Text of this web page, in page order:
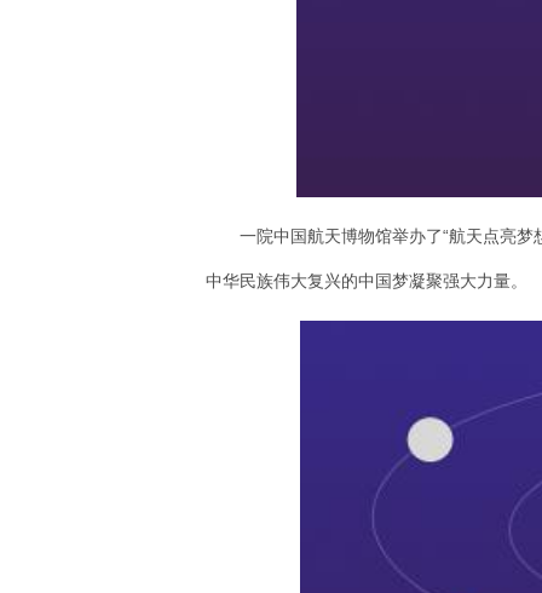
一院中国航天博物馆举办了“航天点亮
中华民族伟大复兴的中国梦凝聚强大力量。